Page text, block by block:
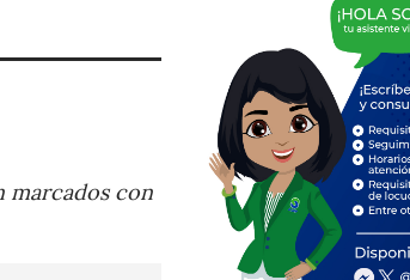
marcados con